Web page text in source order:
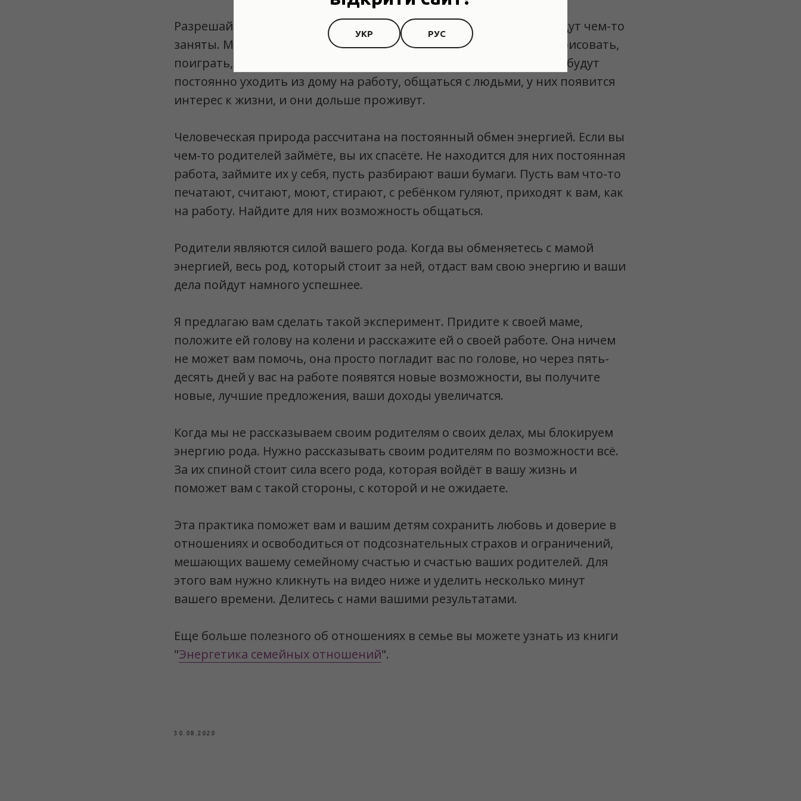
Разрешайте родителям помогать вам. А лучше всего, если они будут чем-то
заняты. Маленькому ребёнку, когда вредничает, мы предлагаем рисовать,
поиграть, погулять. Так надо относиться и к родителям. Если они будут
постоянно уходить из дому на работу, общаться с людьми, у них появится
интерес к жизни, и они дольше проживут.
Человеческая природа рассчитана на постоянный обмен энергией. Если вы
чем-то родителей займёте, вы их спасёте. Не находится для них постоянная
работа, займите их у себя, пусть разбирают ваши бумаги. Пусть вам что-то
печатают, считают, моют, стирают, с ребёнком гуляют, приходят к вам, как
на работу. Найдите для них возможность общаться.
Родители являются силой вашего рода. Когда вы обменяетесь с мамой
энергией, весь род, который стоит за ней, отдаст вам свою энергию и ваши
дела пойдут намного успешнее.
Я предлагаю вам сделать такой эксперимент. Придите к своей маме,
положите ей голову на колени и расскажите ей о своей работе. Она ничем
не может вам помочь, она просто погладит вас по голове, но через пять-
десять дней у вас на работе появятся новые возможности, вы получите
новые, лучшие предложения, ваши доходы увеличатся.
Когда мы не рассказываем своим родителям о своих делах, мы блокируем
энергию рода. Нужно рассказывать своим родителям по возможности всё.
За их спиной стоит сила всего рода, которая войдёт в вашу жизнь и
поможет вам с такой стороны, с которой и не ожидаете.
Эта практика поможет вам и вашим детям сохранить любовь и доверие в
отношениях и освободиться от подсознательных страхов и ограничений,
мешающих вашему семейному счастью и счастью ваших родителей. Для
этого вам нужно кликнуть на видео ниже и уделить несколько минут
вашего времени. Делитесь с нами вашими результатами.
Еще больше полезного об отношениях в семье вы можете узнать из книги
"Энергетика семейных отношений".
30.08.2020
УКР РУС